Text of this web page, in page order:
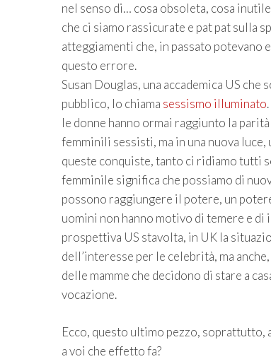
nel senso di… cosa obsoleta, cosa
che ci siamo rassicurate e pat pat sulla
atteggiamenti che, in passato potevano
questo errore.
Susan Douglas, una accademica US
pubblico, lo chiama sessismo illuminato
le donne hanno ormai raggiunto la
femminili sessisti, ma in una nuova
queste conquiste, tanto ci ridiamo tutti
femminile significa che possiamo di
possono raggiungere il potere, un
uomini non hanno motivo di temere e
prospettiva US stavolta, in UK la
dell’interesse per le celebrità, ma
delle mamme che decidono di stare a
vocazione.
Ecco, questo ultimo pezzo, soprattutto,
a voi che effetto fa?